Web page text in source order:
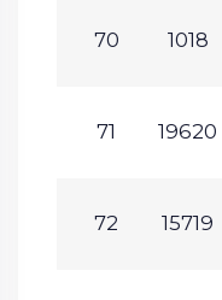
70 1018
71 19620
72 15719